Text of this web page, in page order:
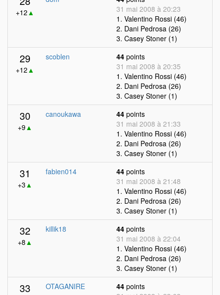
+12 ▲
31 mai 2008 à 20:23
1. Valentino Rossi (46)
2. Dani Pedrosa (26)
3. Casey Stoner (1)
29
+12 ▲
scoblen 44 points
31 mai 2008 à 20:35
1. Valentino Rossi (46)
2. Dani Pedrosa (26)
3. Casey Stoner (1)
30
+9▲
canoukawa 44 points
31 mai 2008 à 21:33
1. Valentino Rossi (46)
2. Dani Pedrosa (26)
3. Casey Stoner (1)
31
+3 ▲
fabien014 44 points
31 mai 2008 à 21:48
1. Valentino Rossi (46)
2. Dani Pedrosa (26)
3. Casey Stoner (1)
32
+8 ▲
killik18 44 points
31 mai 2008 à 22:04
1. Valentino Rossi (46)
2. Dani Pedrosa (26)
3. Casey Stoner (1)
33 OTAGANIRE 44 points